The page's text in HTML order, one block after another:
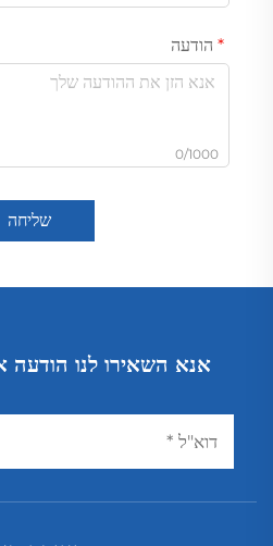
הודעה
0/1000
שליחה
אנא השאירו לנו